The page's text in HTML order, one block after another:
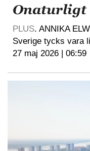
Onaturligt
PLUS. ANNIKA
Sverige tycks vara
27 maj 2026 | 06:59